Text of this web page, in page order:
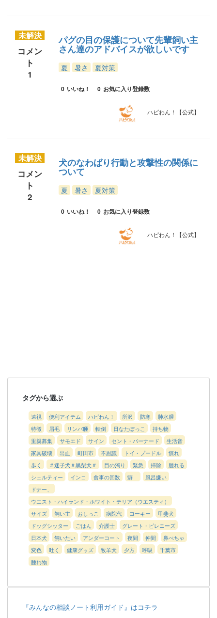
未解決
コメン
ト
1
パグの目の保護について先輩飼い主
さん達のアドバイスが欲しいです
夏 暑さ 夏対策
0 いいね！ 0 お気に入り登録数
ハピわん！【公式】
未解決
コメン
ト
2
犬のなわばり行動と攻撃性の関係に
ついて
夏 暑さ 夏対策
0 いいね！ 0 お気に入り登録数
ハピわん！【公式】
タグから選ぶ
遠視 便利アイテム ハピわん！ 所沢 防寒
肺水腫
特徴
眉毛 リンパ腫 転倒 日なたぼっこ
持ち物
里親募集
サモエド サイン セント・バーナード
生活音
家具破壊
出血 町田市 不思議 トイ・プードル
慣れ
歩く
＃迷子犬＃黒柴犬＃ 目の濁り 緊急 掃除
腫れる
シェルティー
インコ 食事の回数 癖
風呂嫌い
ドナー、
ウエスト・ハイランド・ホワイト・テリア（ウエスティ）
サイズ
飼い主 おしっこ 病院代 ヨーキー
甲斐犬
ドッグシッター
ごはん 介護士
グレート・ピレニーズ
日本犬
飼いたい アンダーコート 夜間 仲間
鼻ぺちゃ
変色
吐く 健康グッズ 牧羊犬 夕方 呼吸
千葉市
腫れ物
『みんなの相談ノート利用ガイド』はコチラ